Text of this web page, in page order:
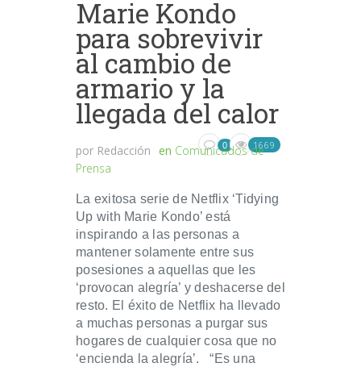
Marie Kondo
para sobrevivir
al cambio de
armario y la
llegada del calor
por Redacción en Comunicados de
Prensa
0 1669
La exitosa serie de Netflix ‘Tidying
Up with Marie Kondo’ está
inspirando a las personas a
mantener solamente entre sus
posesiones a aquellas que les
‘provocan alegría’ y deshacerse del
resto. El éxito de Netflix ha llevado
a muchas personas a purgar sus
hogares de cualquier cosa que no
‘encienda la alegría’. “Es una